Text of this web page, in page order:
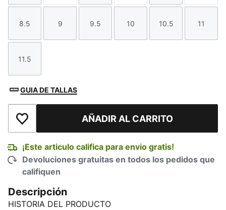
Talla
8.5
Talla
9
Talla
9.5
Talla
10
Talla
10.5
Talla
11
Talla
11.5
GUIA DE TALLAS
Añadir a la lista de deseosAÑADIR AL CARRITO
¡Este articulo califica para envio gratis!
Devoluciones gratuitas en todos los pedidos que
califiquen
Descripción
HISTORIA DEL PRODUCTO